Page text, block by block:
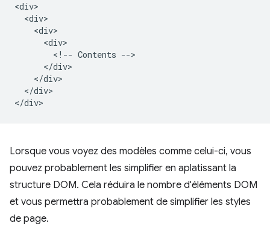
<div>
  <div>
    <div>
      <div>
        <!-- Contents -->
      </div>
    </div>
  </div>
Lorsque vous voyez des modèles comme celui-ci, vous
pouvez probablement les simplifier en aplatissant la
structure DOM. Cela réduira le nombre d'éléments DOM
et vous permettra probablement de simplifier les styles
de page.